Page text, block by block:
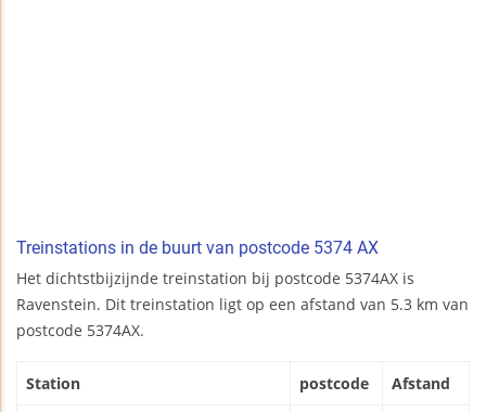
Treinstations in de buurt van postcode 5374 AX
Het dichtstbijzijnde treinstation bij postcode 5374AX is
Ravenstein. Dit treinstation ligt op een afstand van 5.3 km van
postcode 5374AX.
Station postcode Afstand